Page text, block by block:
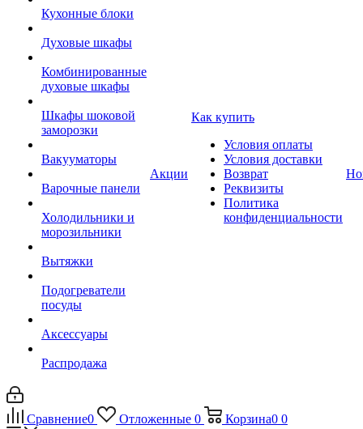
Кухонные блоки
Духовые шкафы
Комбинированные
духовые шкафы
Шкафы шоковой
заморозки
Вакууматоры
Варочные панели
Холодильники и
морозильники
Вытяжки
Подогреватели
посуды
Аксессуары
Распродажа
Акции
Как купить
Условия оплаты
Условия доставки
Возврат
Реквизиты
Политика
конфиденциальности
Сравнение0 Отложенные 0 Корзина0 0